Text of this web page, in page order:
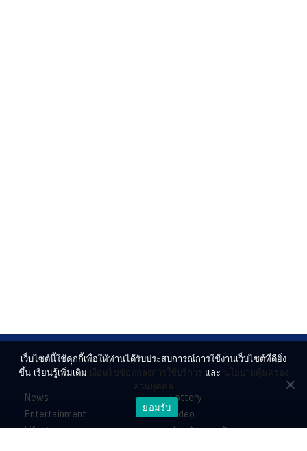
News
Entertainment
Lifestyle
Lottery
Video
ร่วมด้วยช่วยกัน
เว็บไซต์นี้ใช้คุกกี้เพื่อให้ท่านได้รับประสบการณ์การใช้งานเว็บไซต์ที่ดียิ่ง
ขึ้น เรียนรู้เพิ่มเติม เงื่อนไขข้อตกลงการใช้บริการ และ นโยบายคุ้มครอง
ส่วนบุคคล
ยอมรับ